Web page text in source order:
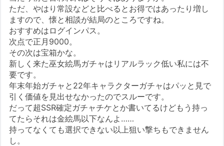
ただ、やはり常設などと比べるとお得ではあったり増し
ますので、懐と相談が結局のところですね。
おすすめはログインパス。
次点で正月9000。
その次は宝箱かな。
新しく来た巫女絵馬ガチャはリアルラック低い私には不
要です。
年末年始ガチャと22年キャラクターガチャはパッと見で
引く価値を見出せなかったのでスルーです。
だって超SSR確定ガチャチケとか書いてるけどもう持っ
てたらそれは金絵馬以下なんよ……
持ってなくても選択できない以上狙い撃ちもできません
し。